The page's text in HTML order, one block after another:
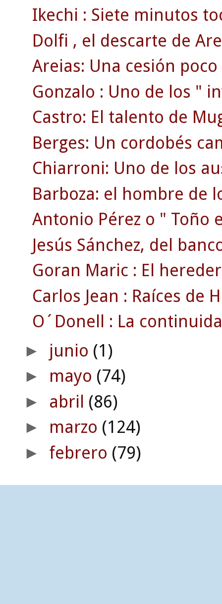
Ikechi : Siete minutos
Dolfi , el descarte de
Areias: Una cesión
Gonzalo : Uno de los "
Castro: El talento de
Berges: Un cordobés
Chiarroni: Uno de los
Barboza: el hombre de
Antonio Pérez o " Toño
Jesús Sánchez, del
Goran Maric : El
Carlos Jean : Raíces de
O´Donell : La
► junio (1)
► mayo (74)
► abril (86)
► marzo (124)
► febrero (79)